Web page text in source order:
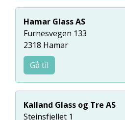
Hamar Glass AS
Furnesvegen 133
2318 Hamar
Gå til
Kalland Glass og Tre AS
Steinsfjellet 1